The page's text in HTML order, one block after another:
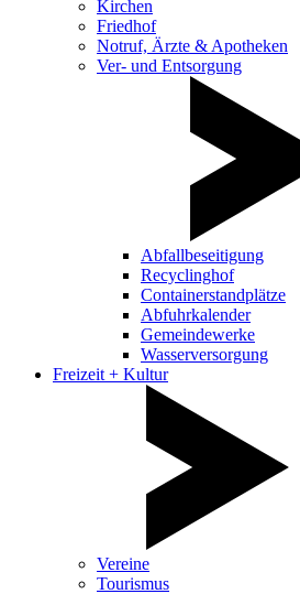
Kirchen
Friedhof
Notruf, Ärzte & Apotheken
Ver- und Entsorgung
Abfallbeseitigung
Recyclinghof
Containerstandplätze
Abfuhrkalender
Gemeindewerke
Wasserversorgung
Freizeit + Kultur
Vereine
Tourismus